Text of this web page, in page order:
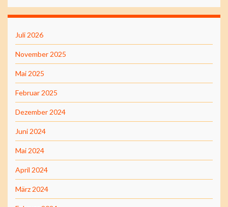
Juli 2026
November 2025
Mai 2025
Februar 2025
Dezember 2024
Juni 2024
Mai 2024
April 2024
März 2024